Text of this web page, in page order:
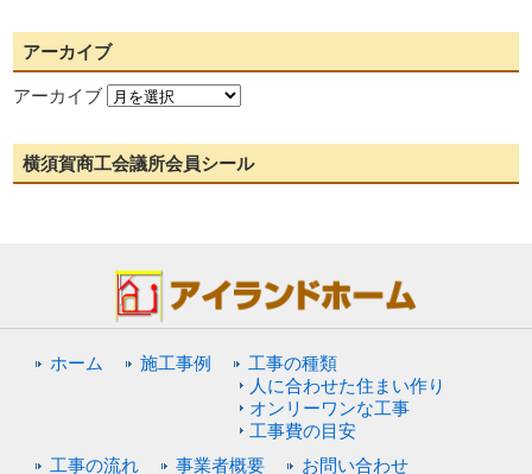
アーカイブ
アーカイブ
横須賀商工会議所会員シール
ホーム 施工事例
工事の種類
人に合わせた住まい作り
オンリーワンな工事
工事費の目安
工事の流れ
事業者概要 お問い合わせ